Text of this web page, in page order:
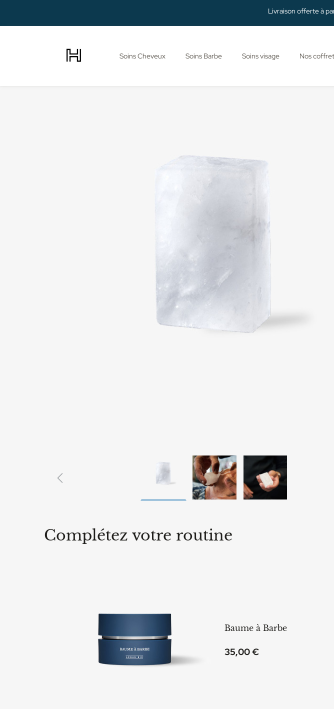
Livraison offerte à
Soins Cheveux Soins Barbe Soins visage Nos
Previous
Complétez votre routine
Baume à Barbe
35,00 €